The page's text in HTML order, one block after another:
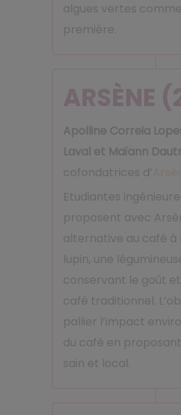
algues vertes
première.
ARSÈNE
Apolline Correia
Laval et Maïann
cofondatrices d’
Etudiantes
proposent avec
alternative au café à
lupin, une
conservant le goût et
café traditionnel.
pallier l’impact
du café en
sain et local.